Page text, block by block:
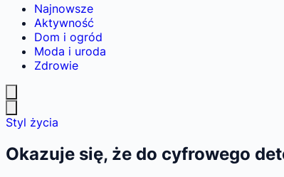
Najnowsze
Aktywność
Dom i ogród
Moda i uroda
Zdrowie
Styl życia
Okazuje się, że do cyfrowego